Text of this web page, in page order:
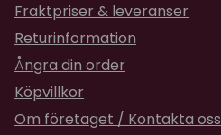
Fraktpriser & leveranser
Returinformation
Ångra din order
Köpvillkor
Om företaget / Kontakta oss